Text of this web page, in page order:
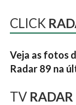
CLICK
Veja as fotos
Radar 89 na
TV RADAR